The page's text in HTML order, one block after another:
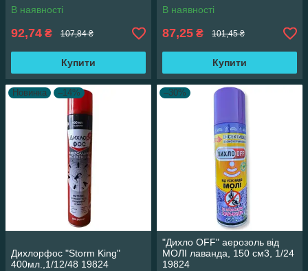
В наявності
92,74 ₴ 107,84 ₴
Купити
В наявності
87,25 ₴ 101,45 ₴
Купити
Новинка –14%
Дихлорфос "Storm King"
400мл.,1/12/48 19824
–30%
"Дихло OFF" аерозоль від
МОЛІ лаванда, 150 см3, 1/24
19824